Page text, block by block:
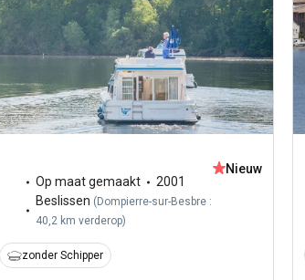
Op maat gemaakt
2001
Beslissen ( Dompierre-sur-Besbre :
40,2 km verderop)
Nieuw
zonder Schipper